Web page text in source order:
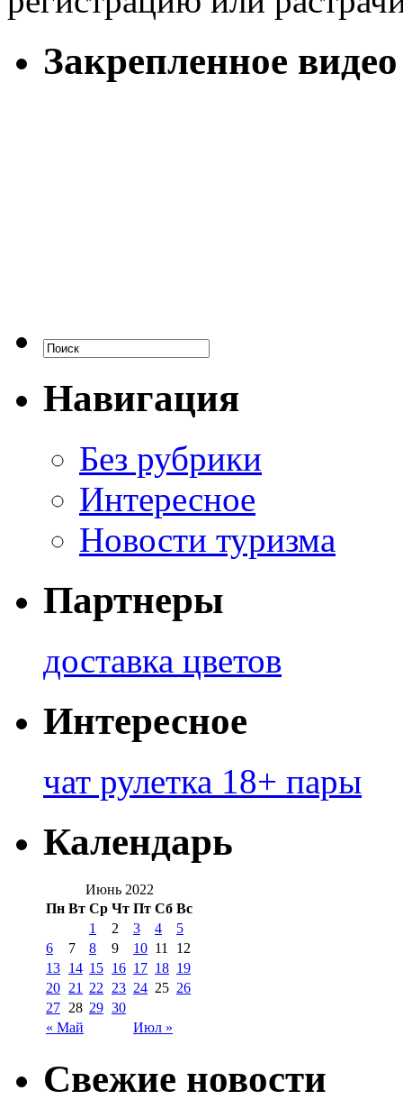
Закрепленное видео
Навигация
Без рубрики
Интересное
Новости туризма
Партнеры
доставка цветов
Интересное
чат рулетка 18+ пары
Календарь
Июнь 2022
Пн Вт Ср Чт Пт Сб Вс
« Май Июл »
1 2 3 4
5
6
7 8 9 10 11
12
13 14 15 16 17 18 19
20 21 22 23 24 25 26
27 28 29 30
Свежие новости